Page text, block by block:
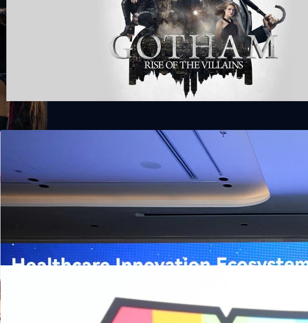
หัวเว่ยเดินหน้าปฏิวัติวงการสาธารณสุขไทยด้วย AI เปิดตัว 4 นวัตกรรมเปลี่ยน
เกมเร่งเครื่อง AI เพื่อการแพทย์ในประเทศไทย
กรุงเทพฯ, 7 สิงหาคม 2569 — หัวเว่ย จัดงาน “Huawei AI+ Healthcare Summit” ภายใต้งาน Huawei
Thailand Digital & AI Summit 2026 รวมผู้นำด้านนโยบายสาธารณสุข ผู้บริหารโรงพยาบาลชั้นนำ และ
พันธมิตรด้านเทคโนโลยีจากไทยและจีน ร่วมขับเคลื่อนอนาคตของระบบสาธารณสุขไทยด้วยนวัตกรรมและ
ปัญญาประดิษฐ์ (AI) พร้อมประกาศความร่วมมือครั้งสำคัญเพื่อยกระดับ Healthcare Ecosystem ของ
ประเทศอย่างเป็นทางการ นายปีเตอร์ จาง ประธานกลุ่มธุรกิจการศึกษาและสาธารณสุขต่างประเทศ บริษัท หัว
เว่ย เทคโนโลยี่ จำกัด ได้กล่าวถึงความมุ่งมั่นของหัวเว่ยในการสนับสนุนการเปลี่ยนผ่านสู่ยุคดิจิทัลของระบบ
สาธารณสุขไทย และบทบาทของเทคโนโลยี AI ในการยกระดับคุณภาพการให้บริการทางการแพทย์ให้เข้าถึง
ประชาชนได้อย่างทั่วถึงมากขึ้น ภายใต้แนวคิด “AI for Health, Health for All” “วันนี้ปัญญาประดิษฐ์กำลังเข้า
มาเปลี่ยนแปลงอุตสาหกรรมสาธารณสุขอย่างรวดเร็ว หัวเว่ยมีประสบการณ์ตรงจากการพัฒนาแพลตฟอร์ม
หลายแห่งในจีน เราเชื่อมั่นว่าความร่วมมือระหว่างหัวเว่ยกับพันธมิตรไทยในวันนี้จะช่วยผลักดันวิสัยทัศน์…
Read More
Recurring Revenue เร่งเครื่อง New Growth Engine พร้อมจ่ายปันผล 0.10